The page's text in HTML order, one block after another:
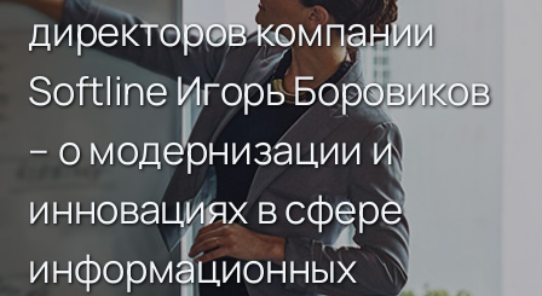
директоров компании
Softline Игорь Боровиков
– о модернизации и
инновациях в сфере
информационных